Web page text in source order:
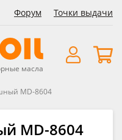
Форум Точки выдачи
масла
MD-8604
MD-8604